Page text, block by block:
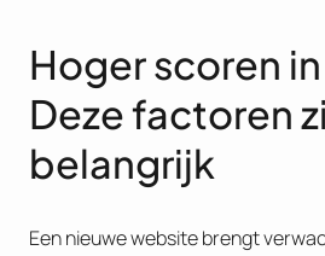
Hoger scoren
Deze factoren
belangrijk
Een nieuwe website brengt